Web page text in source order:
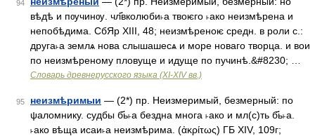
94
вѣдѣ и пѹчинѹ. чл҃вколюби˫а твоѥго ˫ако неизмѣрена и
непобѣдима. СбЯр XIII, 48; неизмѣреноѥ средн. в роли с.:
друга˫а землѧ нова слышашесѧ и море новаго творца. и вои
по неизмѣреному пловуще и идуще по пучинѣ.&#8230; …
Словарь древнерусского языка (XI-XIV вв.)
95 неизмѣримыи — (2*) пр. Неизмеримый, безмерный: по
ψаломнику. судбы б҃ь˫а бездна многа ˫ако и мл(с)ть б҃ь˫а.
˫ако вѣща исаи˫а неизмѣрима. (ἀκρίτως) ГБ XIV, 109г;